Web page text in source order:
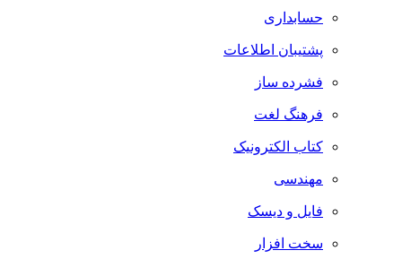
حسابداری
پشتیبان اطلاعات
فشرده ساز
فرهنگ لغت
کتاب الکترونیک
مهندسی
فایل و دیسک
سخت افزار